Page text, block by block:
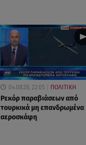
04.08.26, 22:05 ΠΟΛΙΤΙΚΗ
Ρεκόρ παραβιάσεων από
τουρκικά μη επανδρωμένα
αεροσκάφη